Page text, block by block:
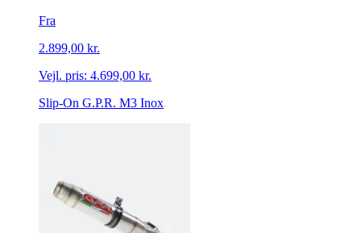
Fra
2.899,00 kr.
Vejl. pris: 4.699,00 kr.
Slip-On G.P.R. M3 Inox